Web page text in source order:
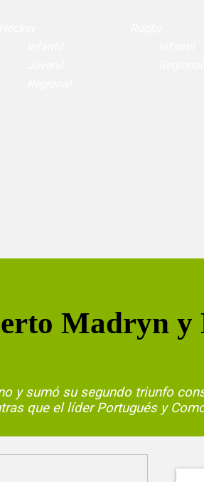
Madryn y
y sumó su segundo triunfo
que el líder Portugués y